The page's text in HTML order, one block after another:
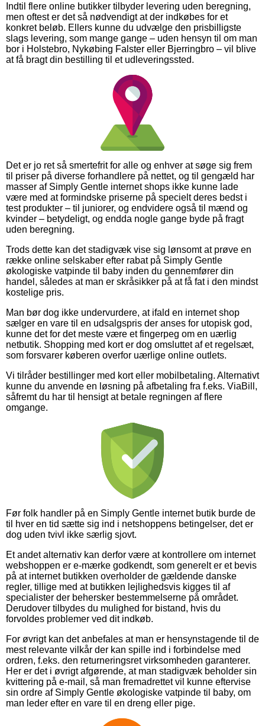
Indtil flere online butikker tilbyder levering uden beregning,
men oftest er det så nødvendigt at der indkøbes for et
konkret beløb. Ellers kunne du udvælge den prisbilligste
slags levering, som mange gange – uden hensyn til om man
bor i Holstebro, Nykøbing Falster eller Bjerringbro – vil blive
at få bragt din bestilling til et udleveringssted.
Det er jo ret så smertefrit for alle og enhver at søge sig frem
til priser på diverse forhandlere på nettet, og til gengæld har
masser af Simply Gentle internet shops ikke kunne lade
være med at formindske priserne på specielt deres bedst i
test produkter – til juniorer, og endvidere også til mænd og
kvinder – betydeligt, og endda nogle gange byde på fragt
uden beregning.
Trods dette kan det stadigvæk vise sig lønsomt at prøve en
række online selskaber efter rabat på Simply Gentle
økologiske vatpinde til baby inden du gennemfører din
handel, således at man er skråsikker på at få fat i den mindst
kostelige pris.
Man bør dog ikke undervurdere, at ifald en internet shop
sælger en vare til en udsalgspris der anses for utopisk god,
kunne det for det meste være et fingerpeg om en uærlig
netbutik. Shopping med kort er dog omsluttet af et regelsæt,
som forsvarer køberen overfor uærlige online outlets.
Vi tilråder bestillinger med kort eller mobilbetaling. Alternativt
kunne du anvende en løsning på afbetaling fra f.eks. ViaBill,
såfremt du har til hensigt at betale regningen af flere
omgange.
Før folk handler på en Simply Gentle internet butik burde de
til hver en tid sætte sig ind i netshoppens betingelser, det er
dog uden tvivl ikke særlig sjovt.
Et andet alternativ kan derfor være at kontrollere om internet
webshoppen er e-mærke godkendt, som generelt er et bevis
på at internet butikken overholder de gældende danske
regler, tillige med at butikken lejlighedsvis kigges til af
specialister der behersker bestemmelserne på området.
Derudover tilbydes du mulighed for bistand, hvis du
forvoldes problemer ved dit indkøb.
For øvrigt kan det anbefales at man er hensynstagende til de
mest relevante vilkår der kan spille ind i forbindelse med
ordren, f.eks. den returneringsret virksomheden garanterer.
Her er det i øvrigt afgørende, at man stadigvæk beholder sin
kvittering på e-mail, så man fremadrettet vil kunne eftervise
sin ordre af Simply Gentle økologiske vatpinde til baby, om
man leder efter en vare til en dreng eller pige.